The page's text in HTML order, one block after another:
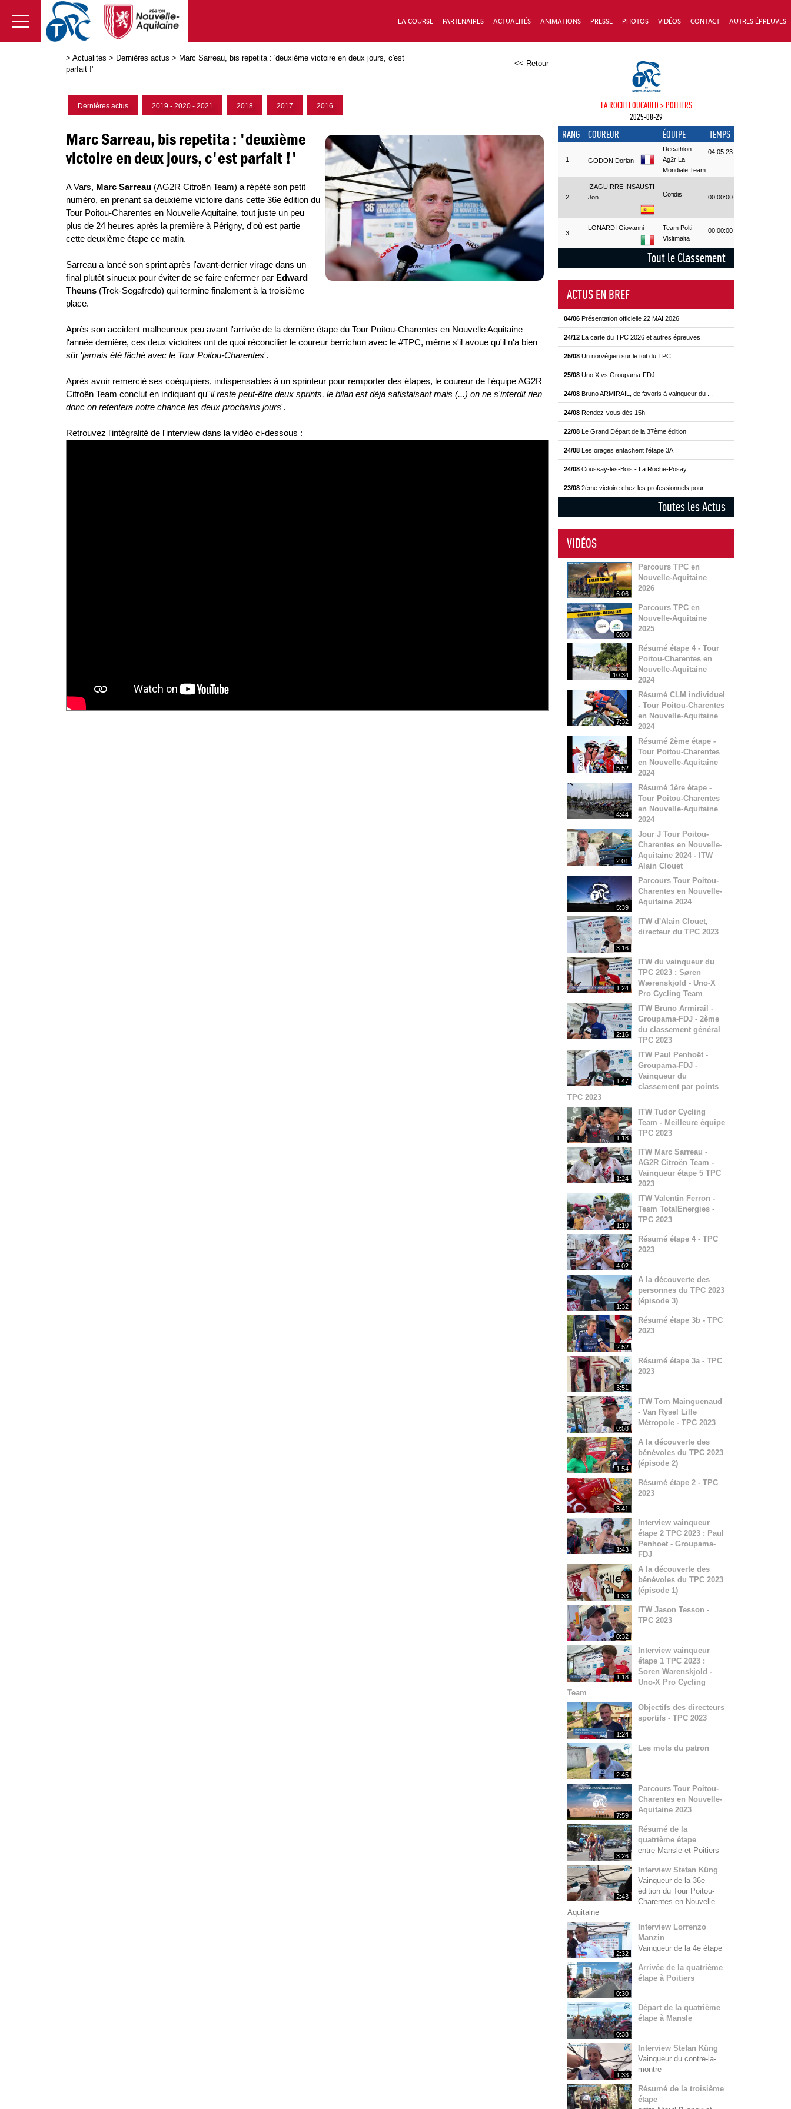
LA COURSE PARTENAIRES ACTUALITÉS ANIMATIONS PRESSE PHOTOS VIDÉOS CONTACT AUTRES ÉPREUVES
> Actualites > Dernières actus > Marc Sarreau, bis repetita : 'deuxième victoire en deux jours, c'est
parfait !'
<< Retour
Dernières actus 2019 - 2020 - 2021 2018 2017 2016
Marc Sarreau, bis repetita : 'deuxième
victoire en deux jours, c'est parfait !'
A Vars, Marc Sarreau (AG2R Citroën Team) a répété son petit
numéro, en prenant sa deuxième victoire dans cette 36e édition du
Tour Poitou-Charentes en Nouvelle Aquitaine, tout juste un peu
plus de 24 heures après la première à Périgny, d'où est partie
cette deuxième étape ce matin.
Sarreau a lancé son sprint après l'avant-dernier virage dans un
final plutôt sinueux pour éviter de se faire enfermer par Edward
Theuns (Trek-Segafredo) qui termine finalement à la troisième
place.
Après son accident malheureux peu avant l'arrivée de la dernière étape du Tour Poitou-Charentes en Nouvelle Aquitaine
l'année dernière, ces deux victoires ont de quoi réconcilier le coureur berrichon avec le #TPC, même s'il avoue qu'il n'a bien
sûr 'jamais été fâché avec le Tour Poitou-Charentes'.
Après avoir remercié ses coéquipiers, indispensables à un sprinteur pour remporter des étapes, le coureur de l'équipe AG2R
Citroën Team conclut en indiquant qu''il reste peut-être deux sprints, le bilan est déjà satisfaisant mais (...) on ne s'interdit rien
donc on retentera notre chance les deux prochains jours'.
Retrouvez l'intégralité de l'interview dans la vidéo ci-dessous :
LA ROCHEFOUCAULD > POITIERS
2025-08-29
RANG COUREUR ÉQUIPE TEMPS
1 GODON Dorian
04:05:23
Decathlon
Ag2r La
Mondiale Team
2
IZAGUIRRE INSAUSTI
Jon
00:00:00
Cofidis
3
LONARDI Giovanni 00:00:00
Team Polti
Visitmalta
Tout le Classement
ACTUS EN BREF
04/06 Présentation officielle 22 MAI 2026
24/12 La carte du TPC 2026 et autres épreuves
25/08 Un norvégien sur le toit du TPC
25/08 Uno X vs Groupama-FDJ
24/08 Bruno ARMIRAIL, de favoris à vainqueur du ...
24/08 Rendez-vous dès 15h
22/08 Le Grand Départ de la 37ème édition
24/08 Les orages entachent l'étape 3A
24/08 Coussay-les-Bois - La Roche-Posay
23/08 2ème victoire chez les professionnels pour ...
Toutes les Actus
VIDÉOS
6:06
Parcours TPC en
Nouvelle-Aquitaine
2026
6:00
Parcours TPC en
Nouvelle-Aquitaine
2025
10:34
Résumé étape 4 - Tour
Poitou-Charentes en
Nouvelle-Aquitaine
2024
7:32
Résumé CLM individuel
- Tour Poitou-Charentes
en Nouvelle-Aquitaine
2024
5:52
Résumé 2ème étape -
Tour Poitou-Charentes
en Nouvelle-Aquitaine
2024
4:44
Résumé 1ère étape -
Tour Poitou-Charentes
en Nouvelle-Aquitaine
2024
2:01
Jour J Tour Poitou-
Charentes en Nouvelle-
Aquitaine 2024 - ITW
Alain Clouet
5:39
Parcours Tour Poitou-
Charentes en Nouvelle-
Aquitaine 2024
3:16
ITW d'Alain Clouet,
directeur du TPC 2023
1:24
ITW du vainqueur du
TPC 2023 : Søren
Wærenskjold - Uno-X
Pro Cycling Team
2:16
ITW Bruno Armirail -
Groupama-FDJ - 2ème
du classement général
TPC 2023
1:47
ITW Paul Penhoët -
Groupama-FDJ -
Vainqueur du
classement par points
TPC 2023
1:18
ITW Tudor Cycling
Team - Meilleure équipe
TPC 2023
1:24
ITW Marc Sarreau -
AG2R Citroën Team -
Vainqueur étape 5 TPC
2023
1:10
ITW Valentin Ferron -
Team TotalEnergies -
TPC 2023
4:02
Résumé étape 4 - TPC
2023
1:32
A la découverte des
personnes du TPC 2023
(épisode 3)
2:52
Résumé étape 3b - TPC
2023
3:51
Résumé étape 3a - TPC
2023
0:58
ITW Tom Mainguenaud
- Van Rysel Lille
Métropole - TPC 2023
1:54
A la découverte des
bénévoles du TPC 2023
(épisode 2)
3:41
Résumé étape 2 - TPC
2023
1:43
Interview vainqueur
étape 2 TPC 2023 : Paul
Penhoet - Groupama-
FDJ
1:33
A la découverte des
bénévoles du TPC 2023
(épisode 1)
0:32
ITW Jason Tesson -
TPC 2023
1:18
Interview vainqueur
étape 1 TPC 2023 :
Soren Warenskjold -
Uno-X Pro Cycling
Team
1:24
Objectifs des directeurs
sportifs - TPC 2023
2:45
Les mots du patron
7:59
Parcours Tour Poitou-
Charentes en Nouvelle-
Aquitaine 2023
3:26
Résumé de la
quatrième étape
entre Mansle et Poitiers
2:43
Interview Stefan Küng
Vainqueur de la 36e
édition du Tour Poitou-
Charentes en Nouvelle
Aquitaine
2:32
Interview Lorrenzo
Manzin
Vainqueur de la 4e étape
0:30
Arrivée de la quatrième
étape à Poitiers
0:38
Départ de la quatrième
étape à Mansle
1:33
Interview Stefan Küng
Vainqueur du contre-la-
montre
Résumé de la troisième
étape